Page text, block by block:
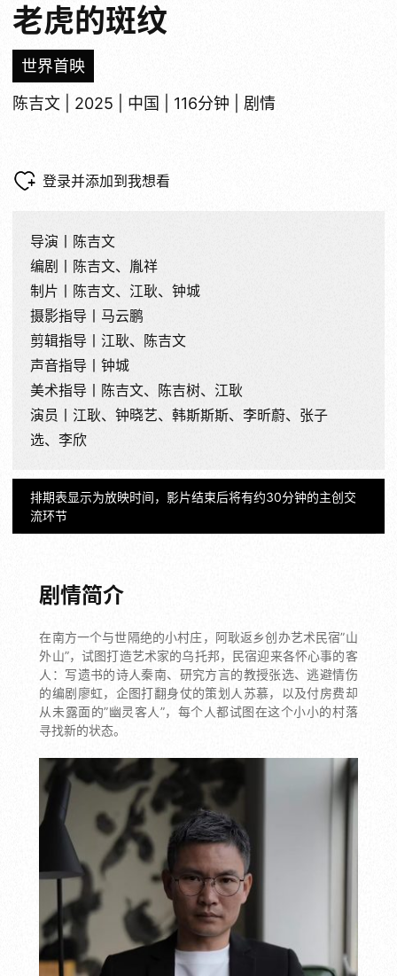
老虎的斑纹
世界首映
陈吉文 | 2025 | 中国 | 116分钟 | 剧情
登录并添加到我想看
导演丨陈吉文
编剧丨陈吉文、胤祥
制片丨陈吉文、江耿、钟城
摄影指导丨马云鹏
剪辑指导丨江耿、陈吉文
声音指导丨钟城
美术指导丨陈吉文、陈吉树、江耿
演员丨江耿、钟晓艺、韩斯斯斯、李昕蔚、张子
选、李欣
排期表显示为放映时间，影片结束后将有约30分钟的主创交
流环节
剧情简介
在南方一个与世隔绝的小村庄，阿耿返乡创办艺术民宿”山
外山”，试图打造艺术家的乌托邦，民宿迎来各怀心事的客
人：写遗书的诗人秦南、研究方言的教授张选、逃避情伤
的编剧廖虹，企图打翻身仗的策划人苏慕，以及付房费却
从未露面的”幽灵客人”，每个人都试图在这个小小的村落
寻找新的状态。